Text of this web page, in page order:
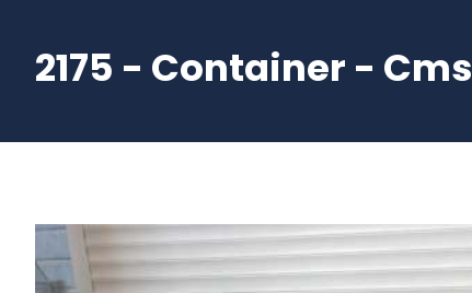
2175 - Container - Cms